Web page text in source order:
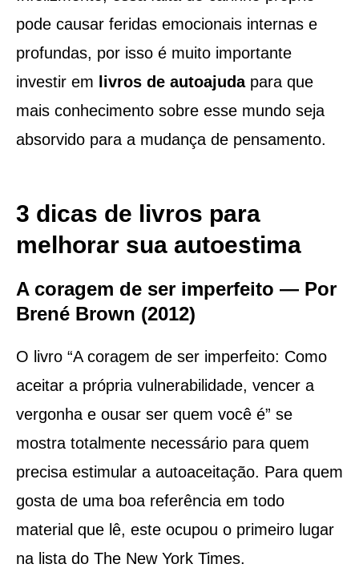
pode causar feridas emocionais internas e
profundas, por isso é muito importante
investir em
livros de autoajudapara que
mais conhecimento sobre esse mundo seja
absorvido para a mudança de pensamento.
3 dicas de livros para
melhorar sua autoestima
A coragem de ser imperfeito — Por
Brené Brown (2012)
O livro “A coragem de ser imperfeito: Como
aceitar a própria vulnerabilidade, vencer a
vergonha e ousar ser quem você é” se
mostra totalmente necessário para quem
precisa estimular a autoaceitação. Para quem
gosta de uma boa referência em todo
material que lê, este ocupou o primeiro lugar
na lista do The New York Times.